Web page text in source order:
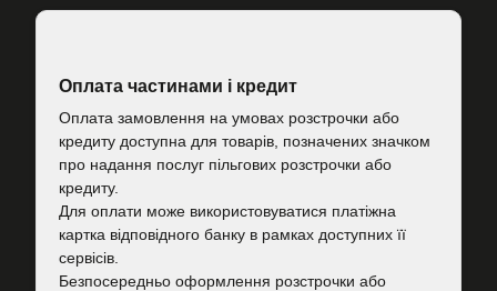
Оплата частинами і кредит
Оплата замовлення на умовах розстрочки або
кредиту доступна для товарів, позначених значком
про надання послуг пільгових розстрочки або
кредиту.
Для оплати може використовуватися платіжна
картка відповідного банку в рамках доступних її
сервісів.
Безпосередньо оформлення розстрочки або